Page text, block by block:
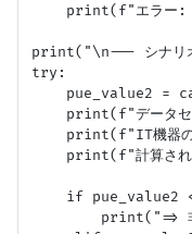
print(f"エラー:
print("\n--- シナリオ
try:
pue_value2 =
print(f"データ
print(f"IT機器
print(f"計算さ
if pue_value2
print("=> 非